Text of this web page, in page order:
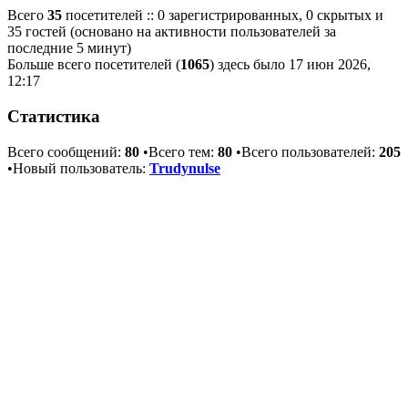
Всего 35 посетителей :: 0 зарегистрированных, 0 скрытых и
35 гостей (основано на активности пользователей за
последние 5 минут)
Больше всего посетителей (1065) здесь было 17 июн 2026,
12:17
Статистика
Всего сообщений: 80 •Всего тем: 80 •Всего пользователей: 205
•Новый пользователь: Trudynulse